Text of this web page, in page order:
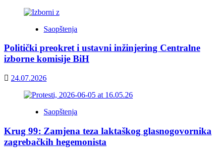
Saopštenja
Politički preokret i ustavni inžinjering Centralne
izborne komisije BiH
24.07.2026
Saopštenja
Krug 99: Zamjena teza laktaškog glasnogovornika
zagrebačkih hegemonista